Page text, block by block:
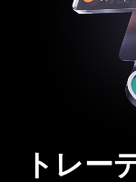
トレー